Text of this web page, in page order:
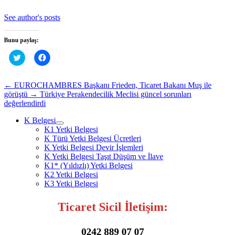
See author's posts
Bunu paylaş:
Twitter
üzerinde
tıklayın
(Yeni
pencerede
açılır)
Facebook'ta
paylaşmak
(Yeni
pencerede
açılır)
← EUROCHAMBRES Başkanı Frieden, Ticaret Bakanı Muş ile
görüştü → Türkiye Perakendecilik Meclisi güncel sorunları
değerlendirdi
K Belgesi
K1 Yetki Belgesi
K Türü Yetki Belgesi Ücretleri
K Yetki Belgesi Devir İşlemleri
K Yetki Belgesi Taşıt Düşüm ve İlave
K1* (Yıldızlı) Yetki Belgesi
K2 Yetki Belgesi
K3 Yetki Belgesi
Ticaret Sicil İletişim:
0242 889 07 07